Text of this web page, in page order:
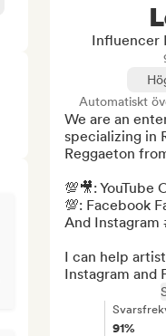
Influencer
Automatiskt
We are an
specializing in
Reggaeton
💯🎥: YouTube
💯: Facebook
And Instagram
I can help
Instagram and
91%